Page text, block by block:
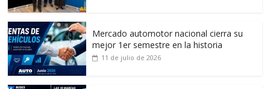
Mercado automotor nacional cierra su
mejor 1er semestre en la historia
11 de julio de 2026